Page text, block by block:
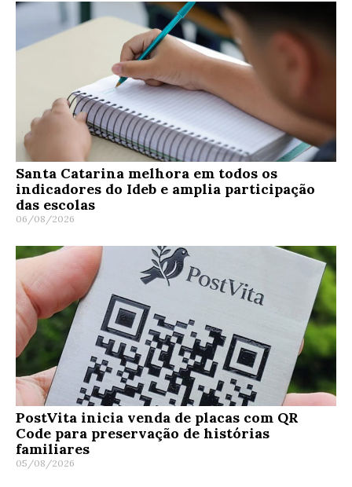
Santa Catarina melhora em todos os
indicadores do Ideb e amplia participação
das escolas
06/08/2026
PostVita inicia venda de placas com QR
Code para preservação de histórias
familiares
05/08/2026